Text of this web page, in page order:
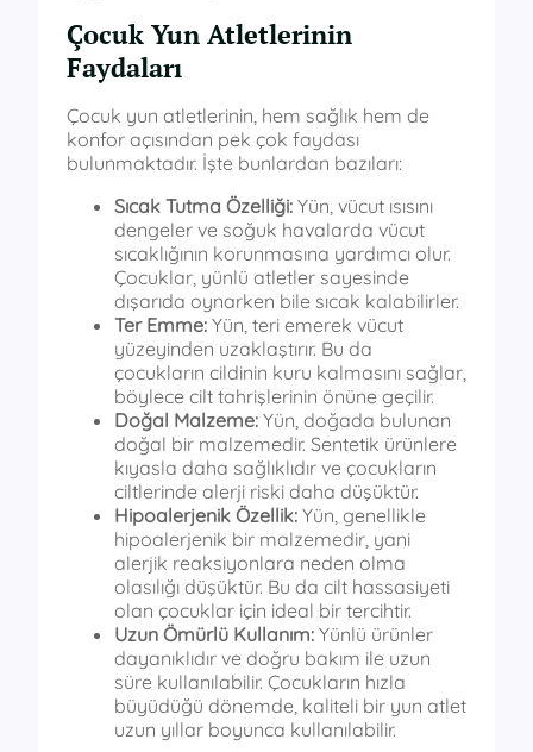
Çocuk Yun Atletlerinin
Faydaları
Çocuk yun atletlerinin, hem sağlık hem de
konfor açısından pek çok faydası
bulunmaktadır. İşte bunlardan bazıları:
Sıcak Tutma Özelliği: Yün, vücut ısısını
dengeler ve soğuk havalarda vücut
sıcaklığının korunmasına yardımcı olur.
Çocuklar, yünlü atletler sayesinde
dışarıda oynarken bile sıcak kalabilirler.
Ter Emme: Yün, teri emerek vücut
yüzeyinden uzaklaştırır. Bu da
çocukların cildinin kuru kalmasını sağlar,
böylece cilt tahrişlerinin önüne geçilir.
Doğal Malzeme: Yün, doğada bulunan
doğal bir malzemedir. Sentetik ürünlere
kıyasla daha sağlıklıdır ve çocukların
ciltlerinde alerji riski daha düşüktür.
Hipoalerjenik Özellik: Yün, genellikle
hipoalerjenik bir malzemedir, yani
alerjik reaksiyonlara neden olma
olasılığı düşüktür. Bu da cilt hassasiyeti
olan çocuklar için ideal bir tercihtir.
Uzun Ömürlü Kullanım: Yünlü ürünler
dayanıklıdır ve doğru bakım ile uzun
süre kullanılabilir. Çocukların hızla
büyüdüğü dönemde, kaliteli bir yun atlet
uzun yıllar boyunca kullanılabilir.